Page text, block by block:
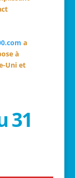
a
à
Uni et
31